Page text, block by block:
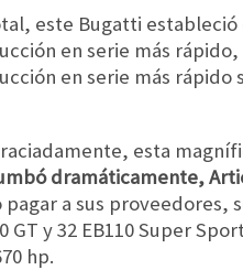
este Bugatti
en serie más
en serie más rápido
esta
dramáticamente,
pagar a sus proveedores,
GT y 32 EB110 Super
hp.